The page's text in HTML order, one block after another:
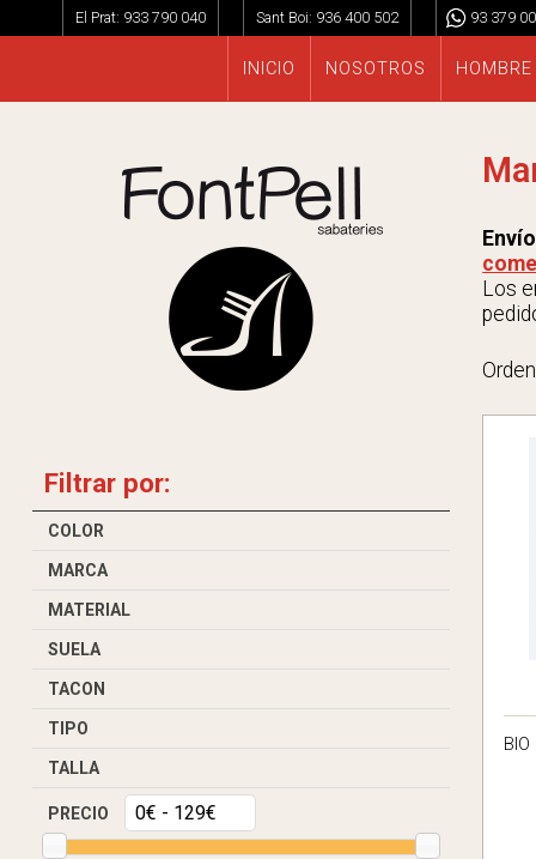
El Prat: 933 790 040 Sant Boi: 936 400 502 93 379
INICIO NOSOTROS HOMBRE
Filtrar por:
COLOR
MARCA
MATERIAL
SUELA
TACON
TIPO
TALLA
PRECIO
Los
BIO